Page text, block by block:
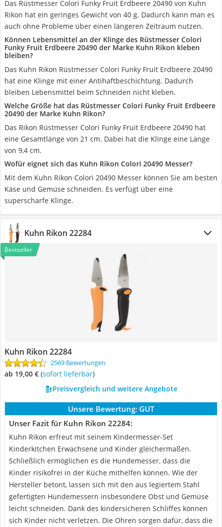
Das Rüstmesser Colori Funky Fruit Erdbeere 20490 von Kuhn
Rikon hat ein geringes Gewicht von 40 g. Dadurch kann man es
auch ohne Probleme über einen längeren Zeitraum nutzen.
Können Lebensmittel an der Klinge des Rüstmesser Colori
Funky Fruit Erdbeere 20490 der Marke Kuhn Rikon kleben
bleiben?
Das Kuhn Rikon Rüstmesser Colori Funky Fruit Erdbeere 20490
hat eine Klinge mit einer Antihaftbeschichtung. Dadurch
bleiben Lebensmittel beim Schneiden nicht kleben.
Welche Größe hat das Rüstmesser Colori Funky Fruit Erdbeere
20490 der Marke Kuhn Rikon?
Das Rikon Rüstmesser Colori Funky Fruit Erdbeere 20490 hat
eine Gesamtlänge von 21 cm. Dabei hat die Klinge eine Länge
von 9,4 cm.
Wofür eignet sich das Kuhn Rikon Colori 20490 Messer?
Mit dem Kuhn Rikon Colori 20490 Messer können Sie am besten
Käse und Gemüse schneiden. Es verfügt über eine
superscharfe Klinge.
Kuhn Rikon 22284
Bestseller
Kuhn Rikon 22284
2569 Bewertungen
ab 19,00 € ( Sofort lieferbar)
Preisvergleich und weitere Angebote
Unsere Bewertung: GUT
Unser Fazit für Kuhn Rikon 22284:
Kuhn Rikon erfreut mit seinem Kindermesser-Set
Kinderkitchen Erwachsene und Kinder gleichermaßen.
Schließlich ermöglichen es die Hundemesser, dass die
Kinder risikofrei in der Küche mithelfen können. Wie der
Hersteller betont, lassen sich mit den aus legiertem Stahl
gefertigten Hundemessern insbesondere Obst und Gemüse
leicht schneiden. Dank des kindersicheren Schliffes können
sich Kinder nicht verletzen. Die Ohren sorgen dafür, dass die